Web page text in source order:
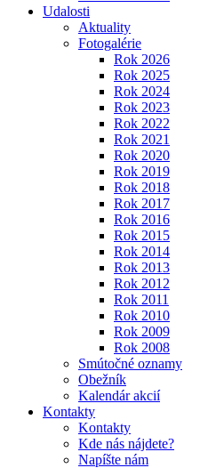
Udalosti
Aktuality
Fotogalérie
Rok 2026
Rok 2025
Rok 2024
Rok 2023
Rok 2022
Rok 2021
Rok 2020
Rok 2019
Rok 2018
Rok 2017
Rok 2016
Rok 2015
Rok 2014
Rok 2013
Rok 2012
Rok 2011
Rok 2010
Rok 2009
Rok 2008
Smútočné oznamy
Obežník
Kalendár akcií
Kontakty
Kontakty
Kde nás nájdete?
Napíšte nám